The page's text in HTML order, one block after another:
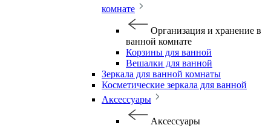
комнате
Организация и хранение в
ванной комнате
Корзины для ванной
Вешалки для ванной
Зеркала для ванной комнаты
Косметические зеркала для ванной
Аксессуары
Аксессуары